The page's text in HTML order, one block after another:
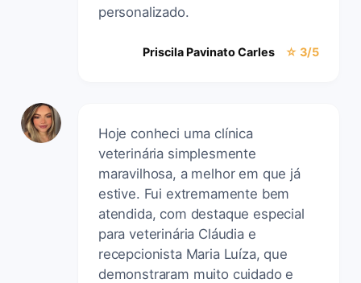
personalizado.
Priscila Pavinato Carles ☆ 3/5
Hoje conheci uma clínica
veterinária simplesmente
maravilhosa, a melhor em que já
estive. Fui extremamente bem
atendida, com destaque especial
para veterinária Cláudia e
recepcionista Maria Luíza, que
demonstraram muito cuidado e